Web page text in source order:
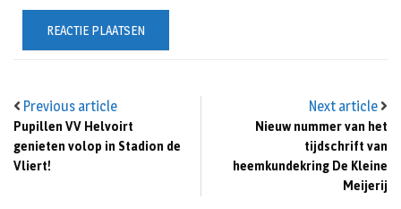
Previous article
Pupillen VV Helvoirt
genieten volop in Stadion de
Vliert!
Next article
Nieuw nummer van het
tijdschrift van
heemkundekring De Kleine
Meijerij